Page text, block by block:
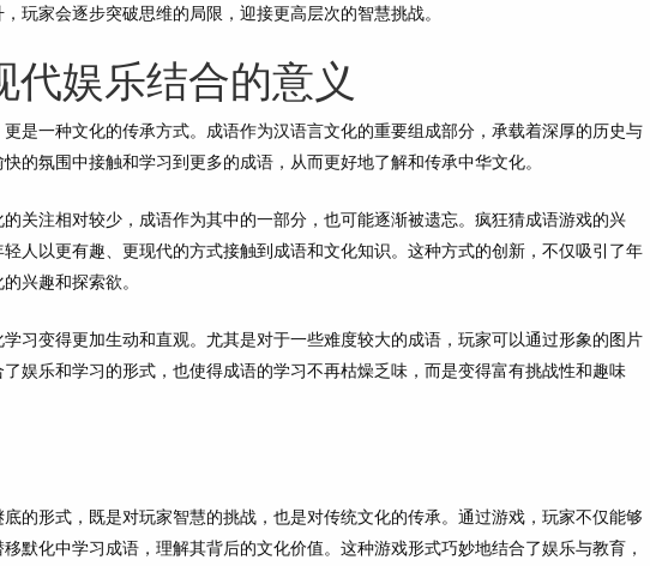
玩家会逐步突破思维的局限，迎接更高层次的智慧挑战。
娱乐结合的意义
是一种文化的传承方式。成语作为汉语言文化的重要组成部分，承载着深厚的历史与
的氛围中接触和学习到更多的成语，从而更好地了解和传承中华文化。
关注相对较少，成语作为其中的一部分，也可能逐渐被遗忘。疯狂猜成语游戏的兴
人以更有趣、更现代的方式接触到成语和文化知识。这种方式的创新，不仅吸引了年
兴趣和探索欲。
习变得更加生动和直观。尤其是对于一些难度较大的成语，玩家可以通过形象的图片
娱乐和学习的形式，也使得成语的学习不再枯燥乏味，而是变得富有挑战性和趣味
的形式，既是对玩家智慧的挑战，也是对传统文化的传承。通过游戏，玩家不仅能够
默化中学习成语，理解其背后的文化价值。这种游戏形式巧妙地结合了娱乐与教育，